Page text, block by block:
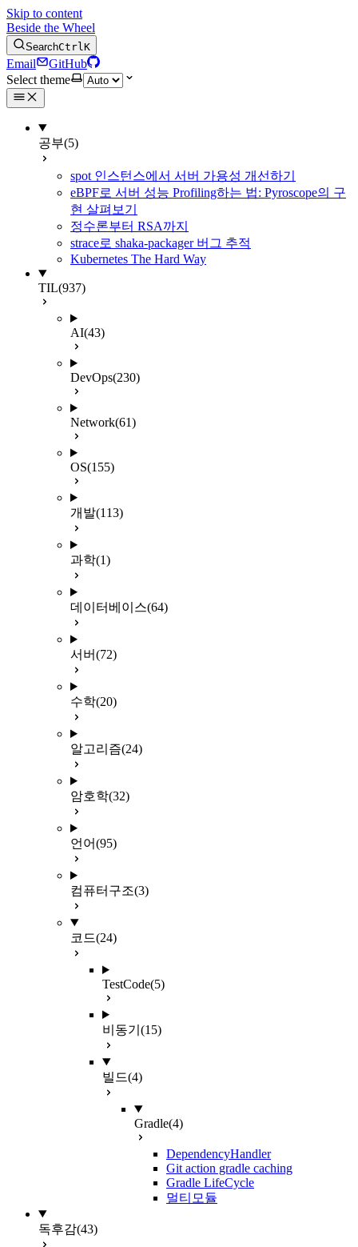
Skip to content
Beside the Wheel
SearchCtrlK
Email
GitHub
Select theme
공부(5)
spot 인스턴스에서 서버 가용성 개선하기
eBPF로 서버 성능 Profiling하는 법: Pyroscope의 구
현 살펴보기
정수론부터 RSA까지
strace로 shaka-packager 버그 추적
Kubernetes The Hard Way
TIL(937)
AI(43)
DevOps(230)
Network(61)
OS(155)
개발(113)
과학(1)
데이터베이스(64)
서버(72)
수학(20)
알고리즘(24)
암호학(32)
언어(95)
컴퓨터구조(3)
코드(24)
TestCode(5)
비동기 (15)
빌드(4)
Gradle(4)
DependencyHandler
Git action gradle caching
Gradle LifeCycle
멀티모듈
독후감(43)